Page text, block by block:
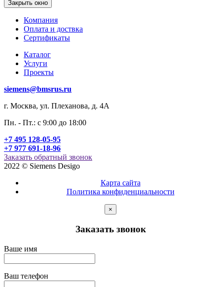
Закрыть окно
Компания
Оплата и доствка
Сертификаты
Каталог
Услуги
Проекты
siemens@bmsrus.ru
г. Москва, ул. Плеханова, д. 4А
Пн. - Пт.: c 9:00 до 18:00
+7 495 128-05-95
+7 977 691-18-96
Заказать обратный звонок
2022 © Siemens Desigo
Карта сайта
Политика конфиденциальности
×
Заказать звонок
Ваше имя
Ваш телефон